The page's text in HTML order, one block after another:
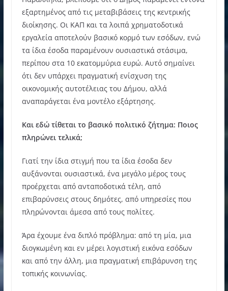
εξαρτημένος από τις μεταβιβάσεις της κεντρικής
διοίκησης. Οι ΚΑΠ και τα λοιπά χρηματοδοτικά
εργαλεία αποτελούν βασικό κορμό των εσόδων, ενώ
τα ίδια έσοδα παραμένουν ουσιαστικά στάσιμα,
περίπου στα 10 εκατομμύρια ευρώ. Αυτό σημαίνει
ότι δεν υπάρχει πραγματική ενίσχυση της
οικονομικής αυτοτέλειας του Δήμου, αλλά
αναπαράγεται ένα μοντέλο εξάρτησης.
Και εδώ τίθεται το βασικό πολιτικό ζήτημα: Ποιος
πληρώνει τελικά;
Γιατί την ίδια στιγμή που τα ίδια έσοδα δεν
αυξάνονται ουσιαστικά, ένα μεγάλο μέρος τους
προέρχεται από ανταποδοτικά τέλη, από
επιβαρύνσεις στους δημότες, από υπηρεσίες που
πληρώνονται άμεσα από τους πολίτες.
Άρα έχουμε ένα διπλό πρόβλημα: από τη μία, μια
διογκωμένη και εν μέρει λογιστική εικόνα εσόδων
και από την άλλη, μια πραγματική επιβάρυνση της
τοπικής κοινωνίας.